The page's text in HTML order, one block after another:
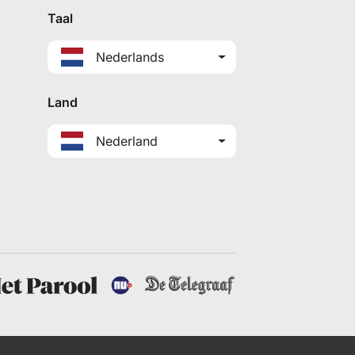
Taal
Nederlands
Land
Nederland